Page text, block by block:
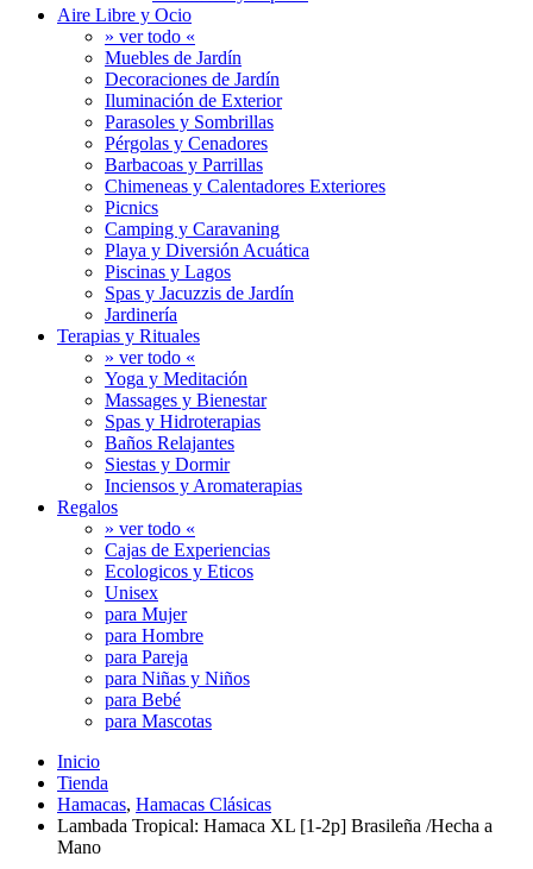
Aire Libre y Ocio
» ver todo «
Muebles de Jardín
Decoraciones de Jardín
Iluminación de Exterior
Parasoles y Sombrillas
Pérgolas y Cenadores
Barbacoas y Parrillas
Chimeneas y Calentadores Exteriores
Picnics
Camping y Caravaning
Playa y Diversión Acuática
Piscinas y Lagos
Spas y Jacuzzis de Jardín
Jardinería
Terapias y Rituales
» ver todo «
Yoga y Meditación
Massages y Bienestar
Spas y Hidroterapias
Baños Relajantes
Siestas y Dormir
Inciensos y Aromaterapias
Regalos
» ver todo «
Cajas de Experiencias
Ecologicos y Eticos
Unisex
para Mujer
para Hombre
para Pareja
para Niñas y Niños
para Bebé
para Mascotas
Inicio
Tienda
Hamacas, Hamacas Clásicas
Lambada Tropical: Hamaca XL [1-2p] Brasileña /Hecha a
Mano